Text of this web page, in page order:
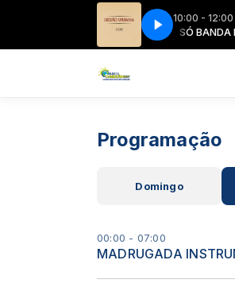
10:00 - 12:00
SÓ BANDA BOA com DJOKER SÓ BANDA
Legião Urbana - Quase Sem Querer055 -
Programação
Domingo
00:00 - 07:00
MADRUGADA